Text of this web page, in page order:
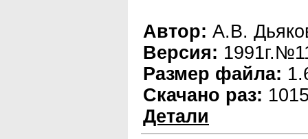
Автор: А.В.
Версия:
Размер файла:
Скачано раз:
Детали